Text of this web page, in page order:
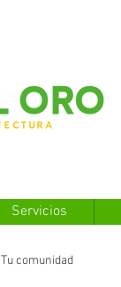
Servicios
Tu comunidad